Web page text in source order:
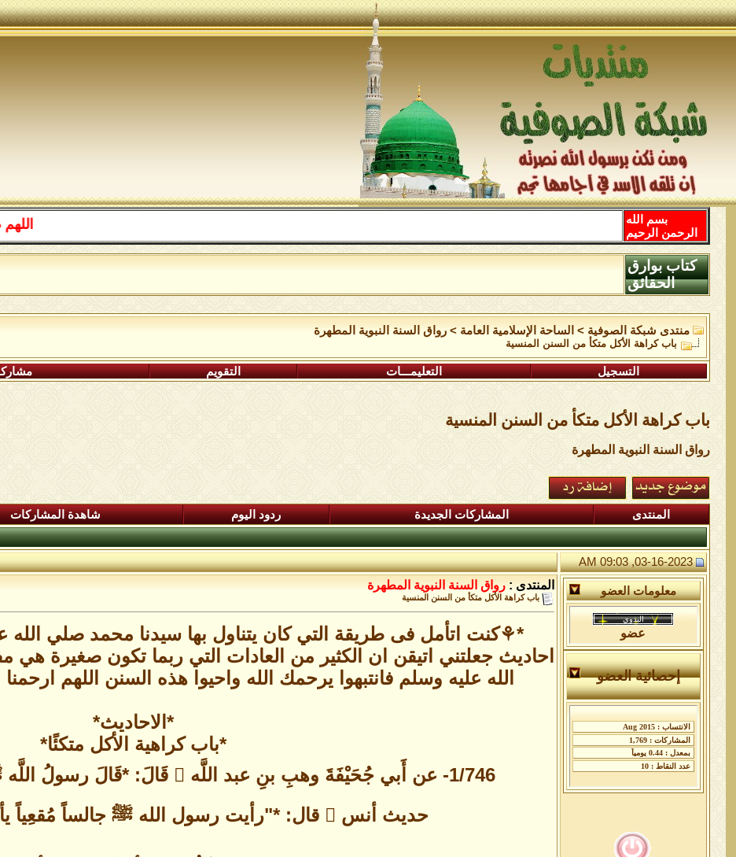
اللهم صل
بسم الله
الرحمن الرحيم
كتاب بوارق
الحقائق
منتدى شبكة الصوفية > الساحة اﻹسلامية العامة >رواق السنة النبوية المطهرة
باب كراهة الأكل متكأ من السنن المنسية
التسجيل التعليمـــات التقويم
باب كراهة الأكل متكأ من السنن المنسية
رواق السنة النبوية المطهرة
المنتدى المشاركات الجديدة ردود اليوم شاهدة المشاركات
03-16-2023, 09:03 AM
معلومات العضو
عضو
إحصائية العضو
المنتدى : رواق السنة النبوية المطهرة
باب كراهة الأكل متكأ من السنن المنسية
*⚘كنت اتأمل فى طريقة التي كان يتناول بها سيدنا محمد صلي
احاديث جعلتني اتيقن ان الكثير من العادات التي ربما تكون صغيرة هي
الله عليه وسلم فانتبهوا يرحمك الله واحيوا هذه السنن اللهم
*الاحاديث*
*باب كراهية الأكل متكئًا*
1/746- عن أَبي جُحَيْفَةَ وهبِ بنِ عبد اللَّه  قَالَ: *قَالَ رسولُ اللَّه ﷺ: لا آكُلُ مُتَّكِئًا رواه البخاري*
حديث أنس  قال: *"رأيت رسول الله ﷺ جالساً مُقعِياً يأكل تمراً*"رواه مسلم